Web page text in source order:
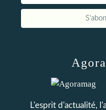
L'esprit d'actualité,